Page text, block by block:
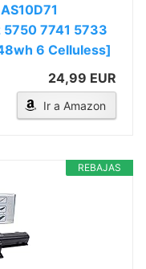
7741 5733
6 Celluless]
24,99 EUR
Ir a Amazon
REBAJAS